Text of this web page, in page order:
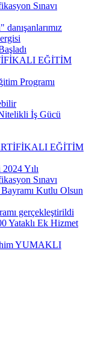
Sınavı
EĞİTİM
Programı
İş Gücü
EĞİTİM
Yılı
Sınavı
Bayramı Kutlu Olsun
gerçekleştirildi
Yataklı Ek Hizmet
YUMAKLI